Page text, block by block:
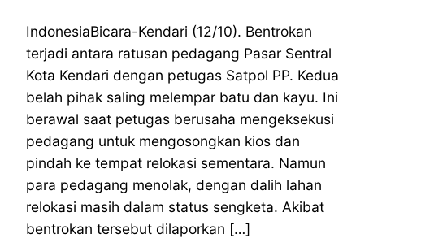
IndonesiaBicara-Kendari (12/10). Bentrokan
terjadi antara ratusan pedagang Pasar Sentral
Kota Kendari dengan petugas Satpol PP. Kedua
belah pihak saling melempar batu dan kayu. Ini
berawal saat petugas berusaha mengeksekusi
pedagang untuk mengosongkan kios dan
pindah ke tempat relokasi sementara. Namun
para pedagang menolak, dengan dalih lahan
relokasi masih dalam status sengketa. Akibat
bentrokan tersebut dilaporkan […]